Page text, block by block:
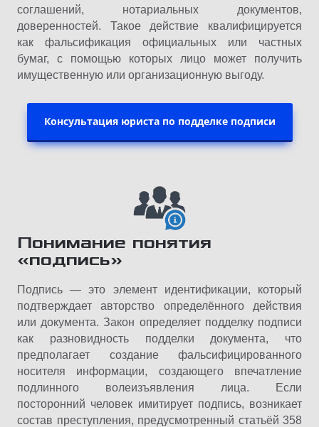
соглашений, нотариальных документов,
доверенностей. Такое действие квалифицируется
как фальсификация официальных или частных
бумаг, с помощью которых лицо может получить
имущественную или организационную выгоду.
Консультация юриста по подделке подписи
Понимание понятия
«подпись»
Подпись — это элемент идентификации, который
подтверждает авторство определённого действия
или документа. Закон определяет подделку подписи
как разновидность подделки документа, что
предполагает создание фальсифицированного
носителя информации, создающего впечатление
подлинного волеизъявления лица. Если
посторонний человек имитирует подпись, возникает
состав преступления, предусмотренный статьёй 358